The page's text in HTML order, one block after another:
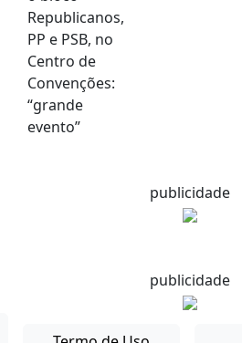
publicidade
publicidade